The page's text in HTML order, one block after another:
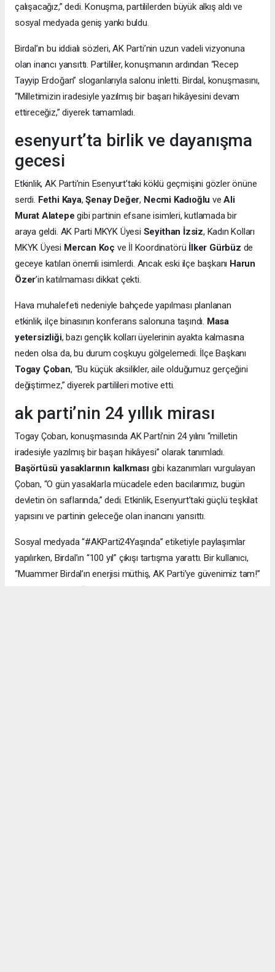
çalışacağız,” dedi. Konuşma, partililerden büyük alkış aldı ve
sosyal medyada geniş yankı buldu.
Birdal’ın bu iddialı sözleri, AK Parti’nin uzun vadeli vizyonuna
olan inancı yansıttı. Partililer, konuşmanın ardından “Recep
Tayyip Erdoğan” sloganlarıyla salonu inletti. Birdal, konuşmasını,
“Milletimizin iradesiyle yazılmış bir başarı hikâyesini devam
ettireceğiz,” diyerek tamamladı.
esenyurt’ta birlik ve dayanışma
gecesi
Etkinlik, AK Parti’nin Esenyurt’taki köklü geçmişini gözler önüne
serdi. Fethi Kaya,Şenay Değer, Necmi Kadıoğlu veAli
Murat Alatepe gibi partinin efsane isimleri, kutlamada bir
araya geldi. AK Parti MKYK Üyesi Seyithan İzsiz, Kadın Kolları
MKYK Üyesi Mercan Koç ve İl Koordinatörü İlker Gürbüz de
geceye katılan önemli isimlerdi. Ancak eski ilçe başkanı Harun
Özer’in katılmaması dikkat çekti.
Hava muhalefeti nedeniyle bahçede yapılması planlanan
etkinlik, ilçe binasının konferans salonuna taşındı. Masa
yetersizliği, bazı gençlik kolları üyelerinin ayakta kalmasına
neden olsa da, bu durum coşkuyu gölgelemedi. İlçe Başkanı
Togay Çoban, “Bu küçük aksilikler, aile olduğumuz gerçeğini
değiştirmez,” diyerek partilileri motive etti.
ak parti’nin 24 yıllık mirası
Togay Çoban, konuşmasında AK Parti’nin 24 yılını “milletin
iradesiyle yazılmış bir başarı hikâyesi” olarak tanımladı.
Başörtüsü yasaklarının kalkması gibi kazanımları vurgulayan
Çoban, “O gün yasaklarla mücadele eden bacılarımız, bugün
devletin ön saflarında,” dedi. Etkinlik, Esenyurt’taki güçlü teşkilat
yapısını ve partinin geleceğe olan inancını yansıttı.
Sosyal medyada “#AKParti24Yaşında” etiketiyle paylaşımlar
yapılırken, Birdal’ın “100 yıl” çıkışı tartışma yarattı. Bir kullanıcı,
“Muammer Birdal’ın enerjisi müthiş, AK Parti’ye güvenimiz tam!”
derken, bir diğeri, “100 yıl iddialı, ama millet desteklerse neden